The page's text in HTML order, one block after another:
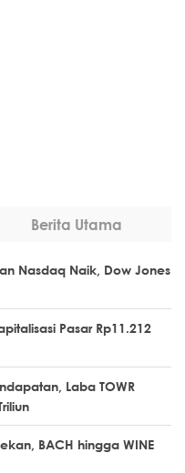
Berita Utama
Nasdaq Naik, Dow Jones
Pasar Rp11.212
Laba TOWR
BACH hingga WINE